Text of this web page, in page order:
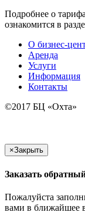
Подробнее о
ознакомится в
О бизнес-
Аренда
Услуги
Информация
Контакты
©2017 БЦ «Охта»
×Закрыть
Заказать
Пожалуйста
вами в ближайшее